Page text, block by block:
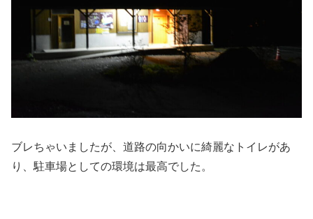
ブレちゃいましたが、道路の向かいに綺麗なトイレがあ
り、駐車場としての環境は最高でした。